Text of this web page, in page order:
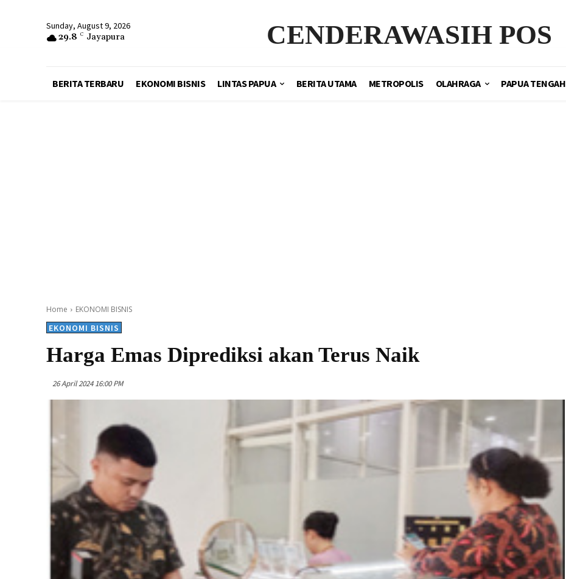
Sunday, August 9, 2026
29.8 C Jayapura CENDERAWASIH POS
BERITA TERBARU EKONOMI BISNIS LINTAS PAPUA BERITA UTAMA METROPOLIS OLAHRAGA PAPUA TENGAH
Home EKONOMI BISNIS
EKONOMI BISNIS
Harga Emas Diprediksi akan Terus Naik
26 April 2024 16:00 PM